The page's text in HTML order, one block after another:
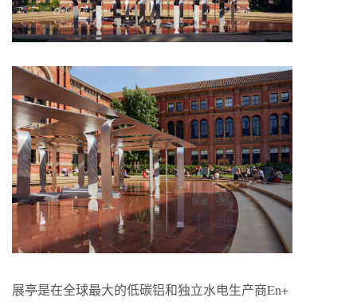
展亭是在全球最大的低碳铝和独立水电生产商En+